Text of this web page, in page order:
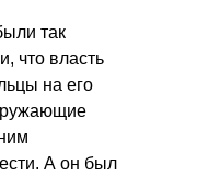
так
что власть
на его
А он был